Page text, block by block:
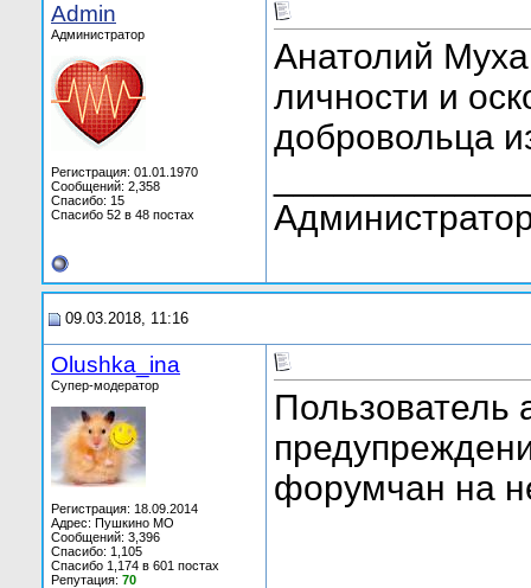
Admin
Администратор
Регистрация: 01.01.1970
Сообщений: 2,358
Спасибо: 15
Спасибо 52 в 48 постах
Анатолий
личности и
добровольца
09.03.2018, 11:16
Olushka_ina
Супер-модератор
Регистрация: 18.09.2014
Адрес: Пушкино МО
Сообщений: 3,396
Спасибо: 1,105
Спасибо 1,174 в 601 постах
Репутация: 70
Пользователь
форумчан на